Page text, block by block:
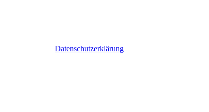
Datenschutzerklärung